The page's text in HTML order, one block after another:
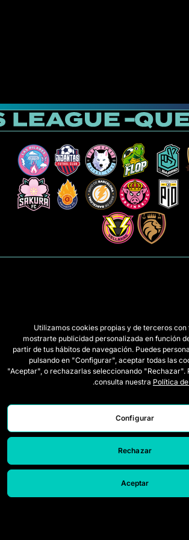
كيف تُلعب Queens
التذاكر
اعتمادات الصحافة
اعمل معنا
Utilizamos cookies propias y de terceros
mostrarte publicidad personalizada en función
partir de tus hábitos de navegación. Puedes
pulsando en "Configurar", aceptar todas las
"Aceptar", o rechazarlas seleccionando "Rechazar".
consulta nuestra Política
.
Configurar
Rechazar
Aceptar